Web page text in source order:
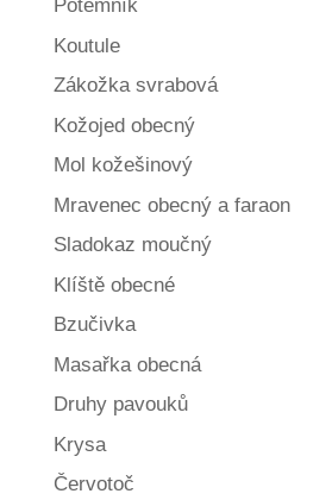
Potemník
Koutule
Zákožka svrabová
Kožojed obecný
Mol kožešinový
Mravenec obecný a faraon
Sladokaz moučný
Klíště obecné
Bzučivka
Masařka obecná
Druhy pavouků
Krysa
Červotoč